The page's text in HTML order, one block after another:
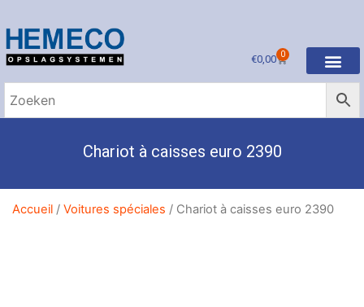
€0,00 0
Chariot à caisses euro 2390
Accueil / Voitures spéciales / Chariot à caisses euro 2390